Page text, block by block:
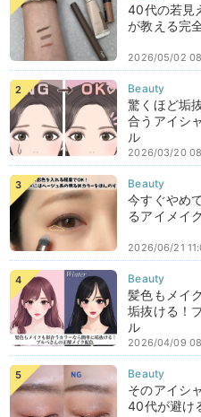
40代の若見
が教える完
2026/05/02
驚くほど垢
合うアイシ
ル
2026/03/20
今すぐやめ
るアイメイ
2026/06/21
髪色もメイ
垢抜ける！
ル
2026/04/09
そのアイシ
40代が避け